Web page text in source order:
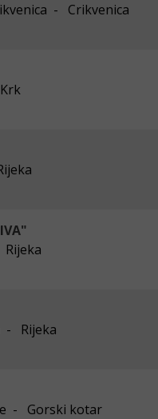
- Crikvenica
- Rijeka
- Gorski kotar